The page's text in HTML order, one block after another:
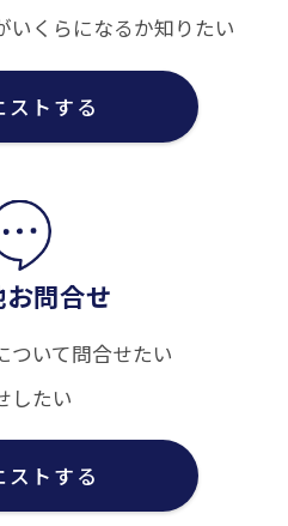
いくらになるか知りたい
ストする
問合せ
ついて問合せたい
したい
ストする